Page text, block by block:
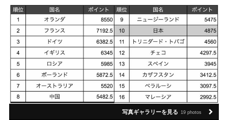
写真ギャラリーを見る 19 photos